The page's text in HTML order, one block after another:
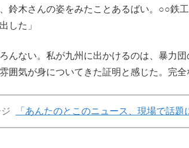
、鈴木さんの姿をみたことあるばい。○○
した」
んない。私が九州に出かけるのは、暴力
囲気が身についてきた証明と感じた。完全
「あんたのとこのニュース、現場で話